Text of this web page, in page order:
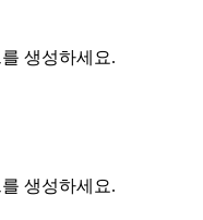
생성하세요.
생성하세요.